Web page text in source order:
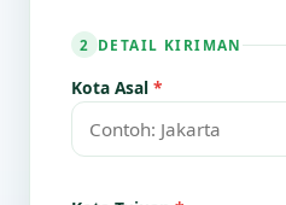
2 DETAIL KIRIMAN
Kota Asal *